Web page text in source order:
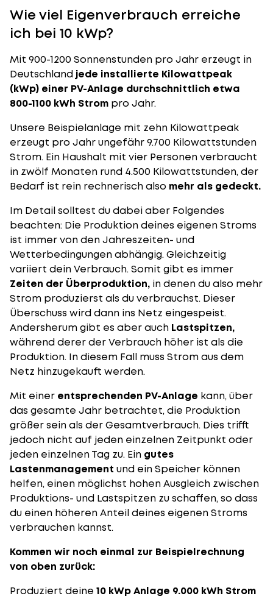
Wie viel Eigenverbrauch erreiche
ich bei 10 kWp?
Mit 900-1200 Sonnenstunden pro Jahr erzeugt in
Deutschlandjede installierte Kilowattpeak
(kWp) einer PV-Anlage durchschnittlich etwa
800-1100 kWh Strom pro Jahr.
Unsere Beispielanlage mit zehn Kilowattpeak
erzeugt pro Jahr ungefähr 9.700 Kilowattstunden
Strom. Ein Haushalt mit vier Personen verbraucht
in zwölf Monaten rund 4.500 Kilowattstunden, der
Bedarf ist rein rechnerisch also mehr als gedeckt.
Im Detail solltest du dabei aber Folgendes
beachten: Die Produktion deines eigenen Stroms
ist immer von den Jahreszeiten- und
Wetterbedingungen abhängig. Gleichzeitig
variiert dein Verbrauch. Somit gibt es immer
Zeiten der Überproduktion, in denen du also mehr
Strom produzierst als du verbrauchst. Dieser
Überschuss wird dann ins Netz eingespeist.
Andersherum gibt es aber auch Lastspitzen,
während derer der Verbrauch höher ist als die
Produktion. In diesem Fall muss Strom aus dem
Netz hinzugekauft werden.
Mit einer entsprechenden PV-Anlage kann, über
das gesamte Jahr betrachtet, die Produktion
größer sein als der Gesamtverbrauch. Dies trifft
jedoch nicht auf jeden einzelnen Zeitpunkt oder
jeden einzelnen Tag zu. Ein gutes
Lastenmanagement und ein Speicher können
helfen, einen möglichst hohen Ausgleich zwischen
Produktions- und Lastspitzen zu schaffen, so dass
du einen höheren Anteil deines eigenen Stroms
verbrauchen kannst.
Kommen wir noch einmal zur Beispielrechnung
von oben zurück:
Produziert deine 10 kWp Anlage 9.000 kWh Strom